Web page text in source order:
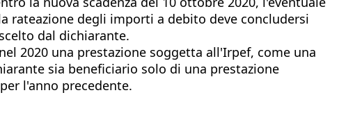
rateazione degli importi a debito deve concludersi
dal dichiarante.
2020 una prestazione soggetta all'Irpef, come una
sia beneficiario solo di una prestazione
l'anno precedente.